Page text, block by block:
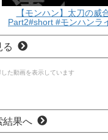
【モンハン】太刀の威
Part2#short #モンハンラ
る
た動画を表示しています
結果へ